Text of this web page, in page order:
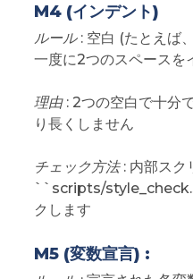
M4 (インデント)
ルール: 空白 (たとえば
一度に2つのスペースを
理由: 2つの空白で十分
り長くしません
チェック方法: 内部スク
``scripts/
クします
M5 (変数宣言) :